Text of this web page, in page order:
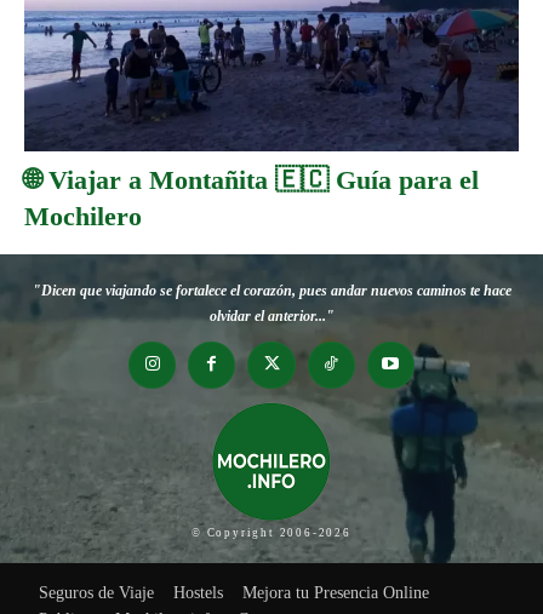
🌐 Viajar a Montañita 🇪🇨 Guía para el
Mochilero
"Dicen que viajando se fortalece el corazón, pues andar nuevos caminos te hace
olvidar el anterior..."
© Copyright 2006-2026
Seguros de Viaje Hostels
Mejora tu Presencia Online